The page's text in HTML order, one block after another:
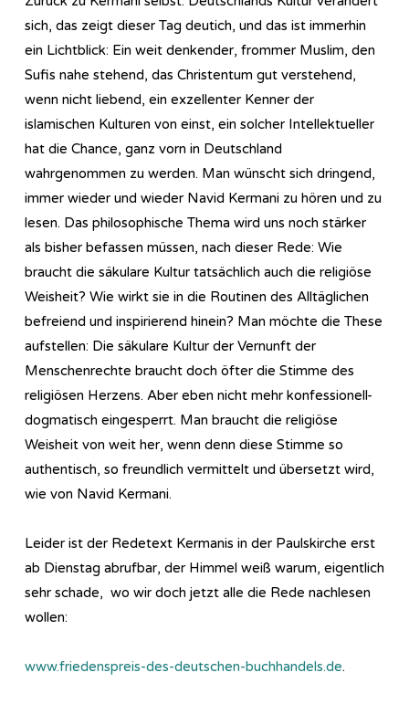
sich, das zeigt dieser Tag deutich, und das ist immerhin
ein Lichtblick: Ein weit denkender, frommer Muslim, den
Sufis nahe stehend, das Christentum gut verstehend,
wenn nicht liebend, ein exzellenter Kenner der
islamischen Kulturen von einst, ein solcher Intellektueller
hat die Chance, ganz vorn in Deutschland
wahrgenommen zu werden. Man wünscht sich dringend,
immer wieder und wieder Navid Kermani zu hören und zu
lesen. Das philosophische Thema wird uns noch stärker
als bisher befassen müssen, nach dieser Rede: Wie
braucht die säkulare Kultur tatsächlich auch die religiöse
Weisheit? Wie wirkt sie in die Routinen des Alltäglichen
befreiend und inspirierend hinein? Man möchte die These
aufstellen: Die säkulare Kultur der Vernunft der
Menschenrechte braucht doch öfter die Stimme des
religiösen Herzens. Aber eben nicht mehr konfessionell-
dogmatisch eingesperrt. Man braucht die religiöse
Weisheit von weit her, wenn denn diese Stimme so
authentisch, so freundlich vermittelt und übersetzt wird,
wie von Navid Kermani.
Leider ist der Redetext Kermanis in der Paulskirche erst
ab Dienstag abrufbar, der Himmel weiß warum, eigentlich
sehr schade, wo wir doch jetzt alle die Rede nachlesen
wollen:
www.friedenspreis-des-deutschen-buchhandels.de.